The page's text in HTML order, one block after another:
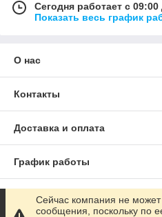
Сегодня работает с 09:00
Показать весь график
О нас
Контакты
Доставка и оплата
График работы
Полная версия сайта
Сейчас компания не может
сообщения, поскольку по